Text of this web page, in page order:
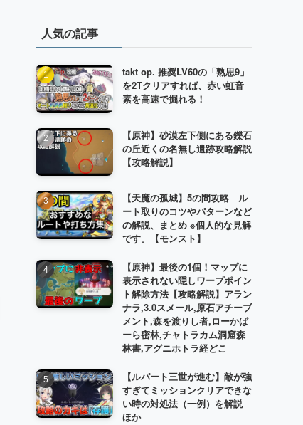
ー人気の記事
takt op. 推奨LV60の「熟思9」
を2Tクリアすれば、赤い虹音
素を高速で掘れる！
【原神】砂漠左下側にある鑠石
の丘近くの名無し遺跡攻略解説
【攻略解説】
【天魔の孤城】5の間攻略 ル
ート取りのコツやパターンなど
の解説、まとめ ※個人的な見解
です。【モンスト】
【原神】最後の1個！マップに
表示されない隠しワープポイン
ト解除方法【攻略解説】アラン
ナラ,3.0スメール,原石アチーブ
メント,森を渡りし者,ローかぱ
ーら密林,チャトラカム洞窟森
林書,アグニホトラ経どこ
【ルパート三世が進む】敵が強
すぎてミッションクリアできな
い時の対処法（一例）を解説
ほか